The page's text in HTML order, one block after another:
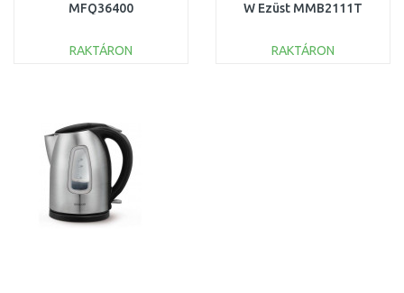
MFQ36400
RAKTÁRON
W Ezüst MMB2111T
RAKTÁRON